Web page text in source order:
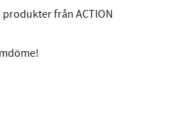
produkter från ACTION